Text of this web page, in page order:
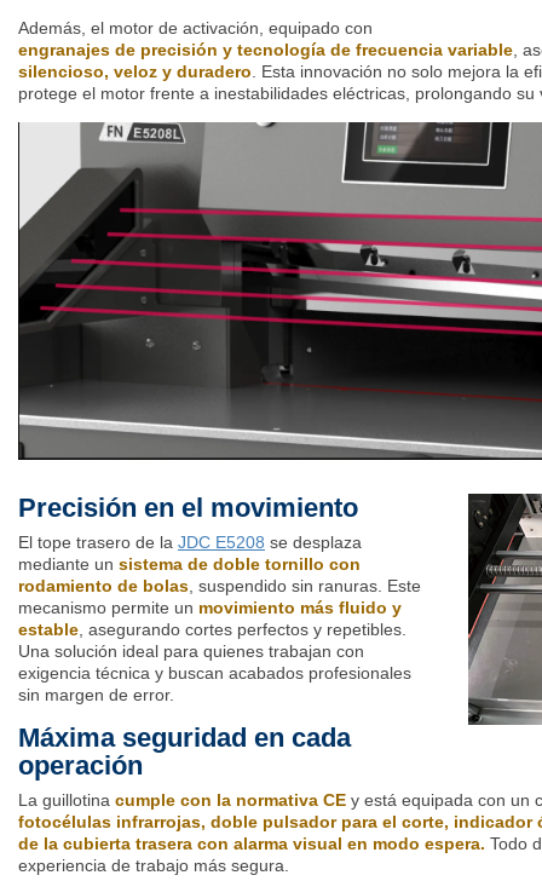
Además, el motor de activación, equipado con
engranajes de precisión y tecnología de frecuencia variable,
silencioso, veloz y duradero. Esta innovación no solo mejora la
protege el motor frente a inestabilidades eléctricas, prolongando su
Precisión en el movimiento
El tope trasero de la JDC E5208 se desplaza
mediante un sistema de doble tornillo con
rodamiento de bolas , suspendido sin ranuras. Este
mecanismo permite un movimiento más fluido y
estable , asegurando cortes perfectos y repetibles.
Una solución ideal para quienes trabajan con
exigencia técnica y buscan acabados profesionales
sin margen de error.
Máxima seguridad en cada
operación
La guillotina cumple con la normativa CE y está equipada con un
fotocélulas infrarrojas, doble pulsador para el corte,
de la cubierta trasera con alarma visual en modo espera. Todo
experiencia de trabajo más segura.